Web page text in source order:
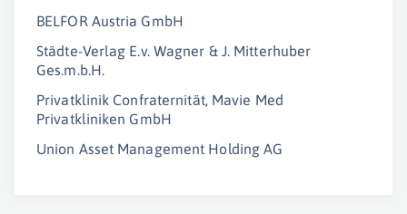
BELFOR Austria GmbH
Städte-Verlag E.v. Wagner & J. Mitterhuber
Ges.m.b.H.
Privatklinik Confraternität, Mavie Med
Privatkliniken GmbH
Union Asset Management Holding AG